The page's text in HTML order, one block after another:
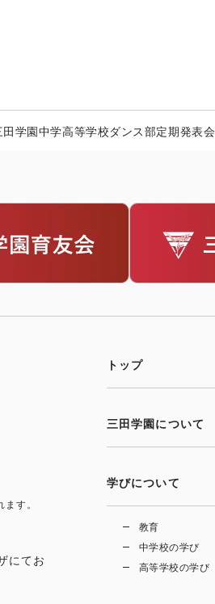
田学園中学高等学校ダンス部定期発表会
ます。
にてお
トップ
三田学園について
学びについて
教育
中学校の学び
高等学校の学び